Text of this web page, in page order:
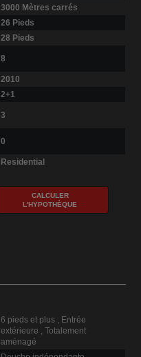
3000 Mètres carrés
26 Pieds
28 Pieds
8
2010
2+1
3
0
Residential
CALCULER
L'HYPOTHÈQUE
6 pieds et plus , Entrée
extérieure , Totalement
aménagé